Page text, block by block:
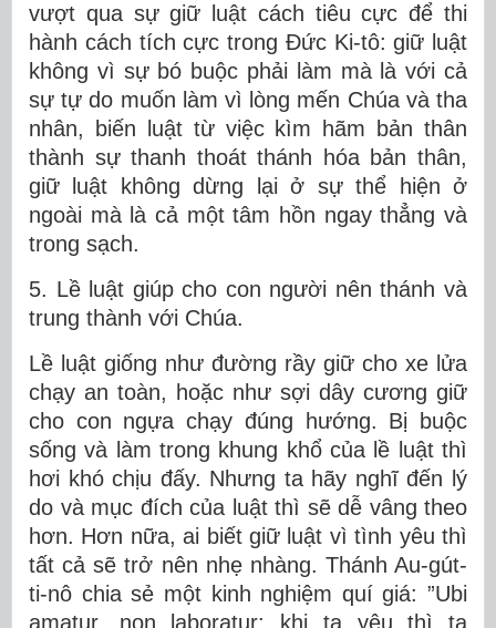
vượt qua sự giữ luật cách tiêu cực để thi
hành cách tích cực trong Đức Ki-tô: giữ luật
không vì sự bó buộc phải làm mà là với cả
sự tự do muốn làm vì lòng mến Chúa và tha
nhân, biến luật từ việc kìm hãm bản thân
thành sự thanh thoát thánh hóa bản thân,
giữ luật không dừng lại ở sự thể hiện ở
ngoài mà là cả một tâm hồn ngay thẳng và
trong sạch.
5. Lề luật giúp cho con người nên thánh và
trung thành với Chúa.
Lề luật giống như đường rầy giữ cho xe lửa
chạy an toàn, hoặc như sợi dây cương giữ
cho con ngựa chạy đúng hướng. Bị buộc
sống và làm trong khung khổ của lề luật thì
hơi khó chịu đấy. Nhưng ta hãy nghĩ đến lý
do và mục đích của luật thì sẽ dễ vâng theo
hơn. Hơn nữa, ai biết giữ luật vì tình yêu thì
tất cả sẽ trở nên nhẹ nhàng. Thánh Au-gút-
ti-nô chia sẻ một kinh nghiệm quí giá: ”Ubi
amatur, non laboratur: khi ta yêu thì ta